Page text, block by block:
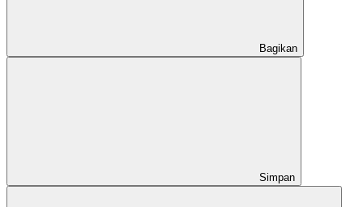
Bagikan
Simpan